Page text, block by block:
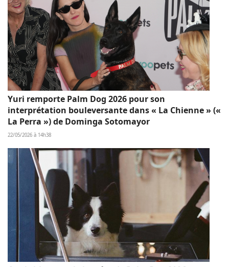
Yuri remporte Palm Dog 2026 pour son
interprétation bouleversante dans « La Chienne » («
La Perra ») de Dominga Sotomayor
22/05/2026 à 14h38